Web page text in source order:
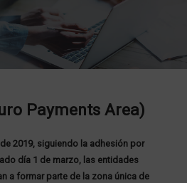
Payments Area)
2019, siguiendo la adhesión por
día 1 de marzo, las entidades
a formar parte de la zona única de